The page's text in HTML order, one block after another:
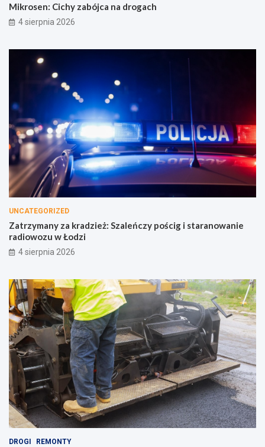
Mikrosen: Cichy zabójca na drogach
4 sierpnia 2026
UNCATEGORIZED
Zatrzymany za kradzież: Szaleńczy pościg i staranowanie
radiowozu w Łodzi
4 sierpnia 2026
DROGI REMONTY